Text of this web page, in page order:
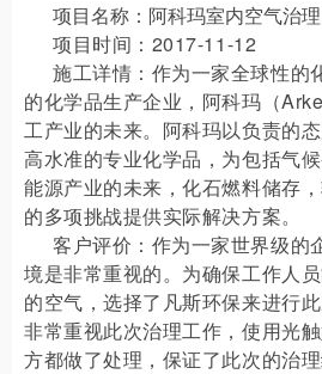
项目名称：阿科玛室内空气治理
项目时间：2017-11-12
施工详情： 作为一家全球性的
的化学品生产企业，阿科玛（
工产业的未来。阿科玛以负责的
高水准的专业化学品，为包括气
能源产业的未来，化石燃料储存
的多项挑战提供实际解决方案。
客户评价：作为一家世界级的
境是非常重视的。为确保工作人
的空气，选择了凡斯环保来进行
非常重视此次治理工作，使用光
方都做了处理，保证了此次的治理